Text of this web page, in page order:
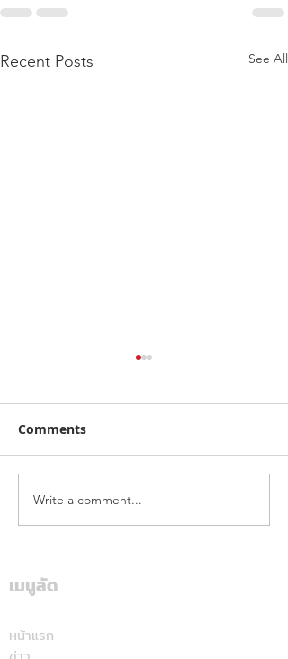
Recent Posts See All
คาลเท็กซ์ ได้รับการรับรอง
หัวจ่ายเชื้อเพลิงมาตรฐาน
การบริการ ตอกย้ำความ
Comments
Write a comment...
เมนูลัด
หน้าแรก